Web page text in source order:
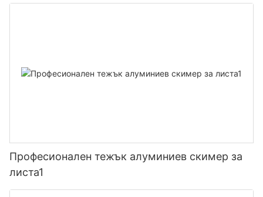
Професионален тежък алуминиев скимер за
листа1